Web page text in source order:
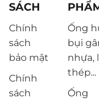
SÁCH
Chính
sách
bảo mật
Chính
sách
Ống
bụi
nhựa,
thép...
Ống